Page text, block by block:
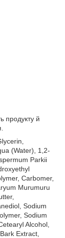
продукту й
(Water), 1,2-
Parkii
Carbomer,
Murumuru
Sodium
Sodium
Alcohol,
Extract,